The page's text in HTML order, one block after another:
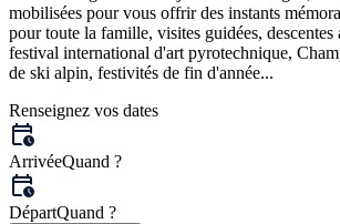
mobilisées pour vous offrir des instants
pour toute la famille, visites guidées, descentes
festival international d'art pyrotechnique,
de ski alpin, festivités de fin d'année...
Renseignez vos dates
ArrivéeQuand ?
DépartQuand ?